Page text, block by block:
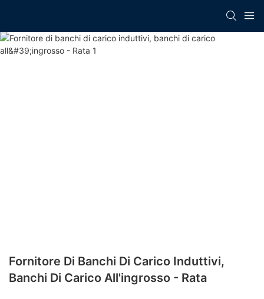
Fornitore Di Banchi Di Carico Induttivi,
Banchi Di Carico All'ingrosso - Rata